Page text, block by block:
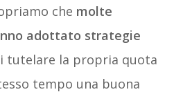
che molte
adottato strategie
tutelare la propria quota
tempo una buona